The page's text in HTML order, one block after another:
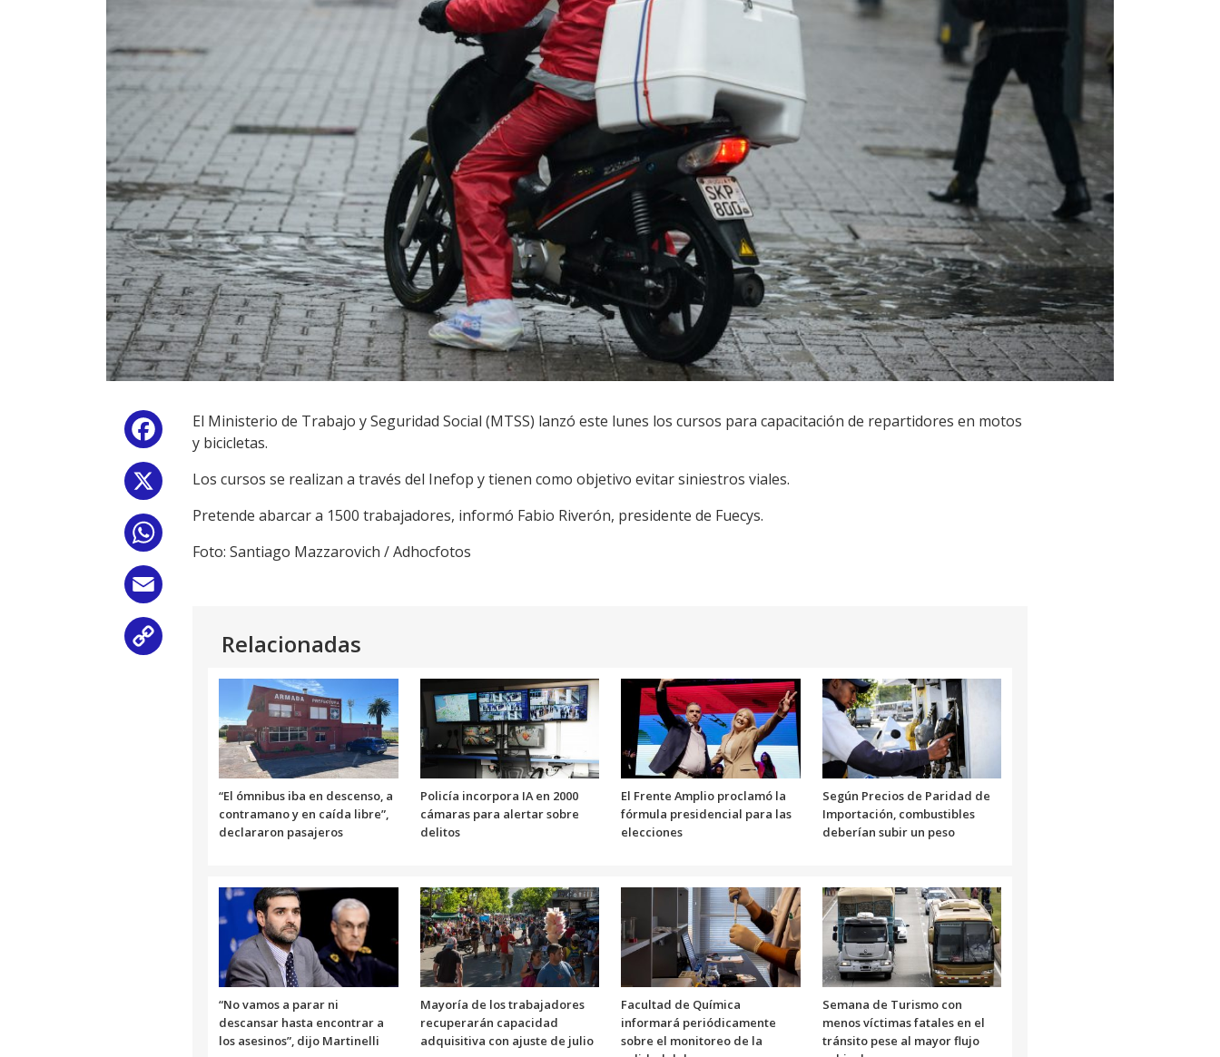
Facebook
El Ministerio de Trabajo y Seguridad Social (MTSS) lanzó este lunes los cursos para capacitación de repartidores en motos
y bicicletas.
Los cursos se realizan a través del Inefop y tienen como objetivo evitar siniestros viales.
Pretende abarcar a 1500 trabajadores, informó Fabio Riverón, presidente de Fuecys.
Foto: Santiago Mazzarovich / Adhocfotos
Relacionadas
“El ómnibus iba en descenso, a
contramano y en caída libre”,
declararon pasajeros
Policía incorpora IA en 2000
cámaras para alertar sobre
delitos
El Frente Amplio proclamó la
fórmula presidencial para las
elecciones
Según Precios de Paridad de
Importación, combustibles
deberían subir un peso
“No vamos a parar ni
descansar hasta encontrar a
los asesinos”, dijo Martinelli
Mayoría de los trabajadores
recuperarán capacidad
adquisitiva con ajuste de julio
Facultad de Química
informará periódicamente
sobre el monitoreo de la
Semana de Turismo con
menos víctimas fatales en el
tránsito pese al mayor flujo